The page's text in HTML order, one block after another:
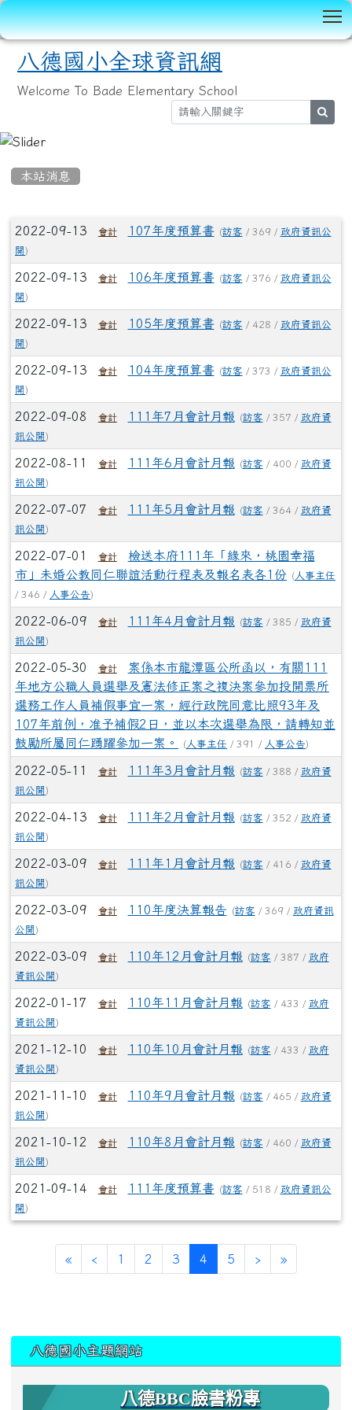
八德國小全球資訊網
Welcome To Bade Elementary School
本站消息
文章列表
2022-09-13 會計 107年度預算書 (訪客 / 369 / 政府資訊公
開)
2022-09-13 會計 106年度預算書 (訪客 / 376 / 政府資訊公
開)
2022-09-13 會計 105年度預算書 (訪客 / 428 / 政府資訊公
開)
2022-09-13 會計 104年度預算書 (訪客 / 373 / 政府資訊公
開)
2022-09-08 會計 111年7月會計月報 (訪客 / 357 / 政府資
訊公開)
2022-08-11 會計 111年6月會計月報 (訪客 / 400 / 政府資
訊公開)
2022-07-07 會計 111年5月會計月報 (訪客 / 364 / 政府資
訊公開)
2022-07-01 會計
檢送本府111年「緣來，桃園幸福
市」未婚公教同仁聯誼活動行程表及報名表各1份
( 人事主任
/ 346 / 人事公告)
2022-06-09 會計 111年4月會計月報 (訪客 / 385 / 政府資
訊公開)
2022-05-30 會計
案係本市龍潭區公所函以，有關111
年地方公職人員選舉及憲法修正案之複決案參加投開票所
選務工作人員補假事宜一案，經行政院同意比照93年及
107年前例，准予補假2日，並以本次選舉為限，請轉知並
鼓勵所屬同仁踴躍參加一案。
( 人事主任 / 391 / 人事公告)
2022-05-11 會計 111年3月會計月報 (訪客 / 388 / 政府資
訊公開)
2022-04-13 會計 111年2月會計月報 (訪客 / 352 / 政府資
訊公開)
2022-03-09 會計 111年1月會計月報 (訪客 / 416 / 政府資
訊公開)
2022-03-09 會計 110年度決算報告 (訪客 / 369 / 政府資訊
公開)
2022-03-09 會計 110年12月會計月報 (訪客 / 387 / 政府
資訊公開)
2022-01-17 會計 110年11月會計月報 (訪客 / 433 / 政府
資訊公開)
2021-12-10 會計 110年10月會計月報 (訪客 / 433 / 政府
資訊公開)
2021-11-10 會計 110年9月會計月報 (訪客 / 465 / 政府資
訊公開)
2021-10-12 會計 110年8月會計月報 (訪客 / 460 / 政府資
訊公開)
2021-09-14 會計 111年度預算書 (訪客 / 518 / 政府資訊公
開)
« ‹ 1 2 3 4 (current)
5 › »
八德國小主題網站
八德BBC臉書粉專